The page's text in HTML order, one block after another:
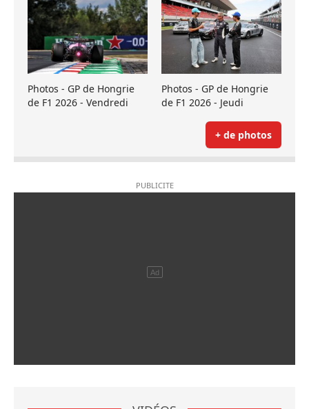
Photos - GP de Hongrie
de F1 2026 - Vendredi
Photos - GP de Hongrie
de F1 2026 - Jeudi
+ de photos